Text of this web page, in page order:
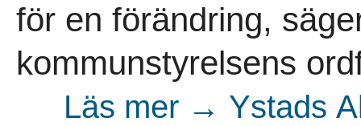
för en förändring,
kommunstyrelsens
Läs mer → Ystads